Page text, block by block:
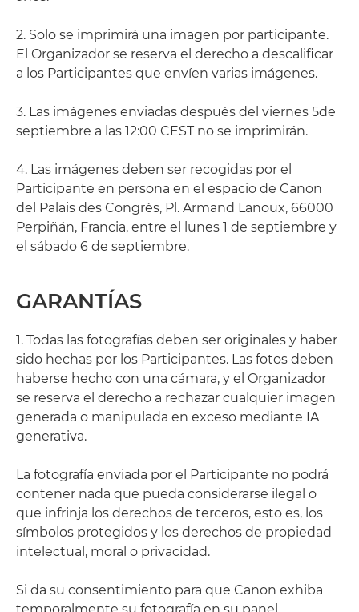
2. Solo se imprimirá una imagen por participante.
El Organizador se reserva el derecho a descalificar
a los Participantes que envíen varias imágenes.
3. Las imágenes enviadas después del viernes 5de
septiembre a las 12:00 CEST no se imprimirán.
4. Las imágenes deben ser recogidas por el
Participante en persona en el espacio de Canon
del Palais des Congrès, Pl. Armand Lanoux, 66000
Perpiñán, Francia, entre el lunes 1 de septiembre y
el sábado 6 de septiembre.
GARANTÍAS
1. Todas las fotografías deben ser originales y haber
sido hechas por los Participantes. Las fotos deben
haberse hecho con una cámara, y el Organizador
se reserva el derecho a rechazar cualquier imagen
generada o manipulada en exceso mediante IA
generativa.
La fotografía enviada por el Participante no podrá
contener nada que pueda considerarse ilegal o
que infrinja los derechos de terceros, esto es, los
símbolos protegidos y los derechos de propiedad
intelectual, moral o privacidad.
Si da su consentimiento para que Canon exhiba